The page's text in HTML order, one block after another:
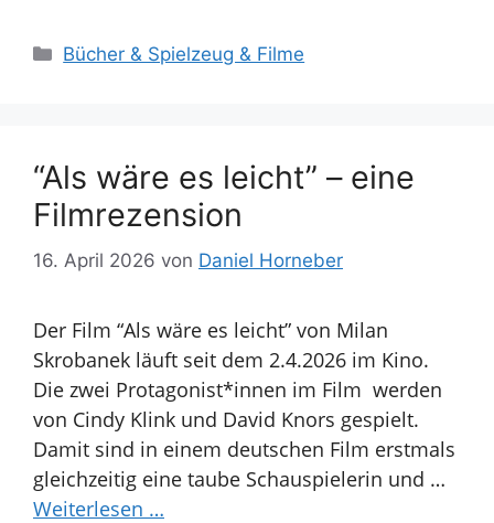
Kategorien
Bücher & Spielzeug & Filme
“Als wäre es leicht” – eine
Filmrezension
16. April 2026 von Daniel Horneber
Der Film “Als wäre es leicht” von Milan
Skrobanek läuft seit dem 2.4.2026 im Kino.
Die zwei Protagonist*innen im Film werden
von Cindy Klink und David Knors gespielt.
Damit sind in einem deutschen Film erstmals
gleichzeitig eine taube Schauspielerin und …
Weiterlesen …